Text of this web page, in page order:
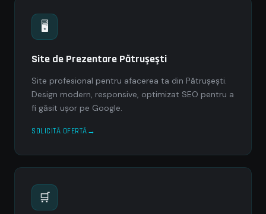
🖥
Site de Prezentare Pătruşeşti
Site profesional pentru afacerea ta din Pătruşeşti.
Design modern, responsive, optimizat SEO pentru a
fi găsit ușor pe Google.
SOLICITĂ OFERTĂ
🛒